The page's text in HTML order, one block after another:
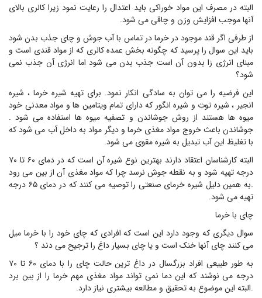
البته در مصرف این مواد خوراکی باید اعتدال را رعایت نمود زیرا کالری بالای
آنها موجب افزایش وزن و چاقی می شود.
از طرفی اگر قند موجود در خرما در تماس با آب جوش و چای جذب بدن شود
باید این سوال را پرسید که چگونه بخش عمده کالری که از مواد قندی است و
مبنای انرژی زا بدون آن است جذب بدن می شود اما انرژی آن جذب نمی
شود؟
این فرضیه را می توان به سادگی انکار نمود. برای تهیه شیره خرما ، شیره
انجیر ، شیره توت و شیره انگور که دارای تمام ویتامین ها و مواد معدنی خود
میوه ها هستند از روش جوشاندن و تصفیه میوه ها استفاده می شود .
جوشاندن باعث خروج مواد مغذی خرما و دیگر مواد به داخل آب می شود که
با تغلیظ این آب تبدیل به شیره مقوی می شود.
البته کارشناسان اعتقاد دارند بهترین نوع شیره آن است که در دمای ۶۰ تا ۷۰
درجه تهیه شود و به نقطه جوش نرسد چرا که مواد مغذی آن از بین می رود
.به همین دلیل شیره خرمای صنعتی را توصیه می کنند که در دمای ۶۵ درجه
تهیه می شود.
چای با خرما
سوال دیگری که وجود دارد این است که افرادی که چای خود را با خرما میل
می کنند چای آنها خنک است و یا چای بسیار داغ را ترجیح می دند ؟
به طور طبیعی افراد بزرگسال در داغ ترین حالت چای را با دمای ۶۰ تا ۷۰
درجه می نوشند که این دما نمی تواند مواد مغذی مهم خرما را از بین برد
.البته این موضوع به تحقیق و مطالعه بیشتری نیاز دارد.